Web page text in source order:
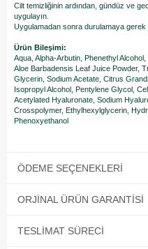
Cilt temizliğinin ardından, gündüz ve
uygulayın.
Uygulamadan sonra durulamaya gerek
Ürün Bileşimi:
Aqua, Alpha-Arbutin, Phenethyl
Aloe Barbadensis Leaf Juice Powder,
Glycerin, Sodium Acetate, Citrus
Isopropyl Alcohol, Pentylene Glycol,
Acetylated Hyaluronate, Sodium
Crosspolymer, Ethylhexylglycerin,
Phenoxyethanol
ÖDEME SEÇENEKLERI
ORJINAL ÜRÜN GARANTISI
TESLIMAT SÜRECI